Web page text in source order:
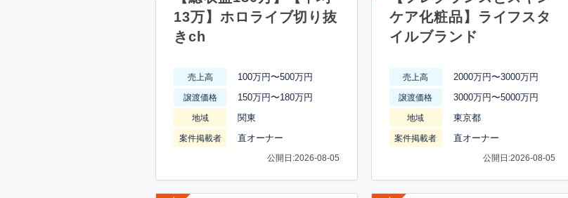
13万】ホロライブ切り抜
きch
売上高 100万円〜500万円
譲渡価格 150万円〜180万円
地域 関東
案件掲載者 直オーナー
公開日:2026-08-05
ケア化粧品】ライフスタ
イルブランド
売上高 2000万円〜3000万円
譲渡価格 3000万円〜5000万円
地域 東京都
案件掲載者 直オーナー
公開日:2026-08-05